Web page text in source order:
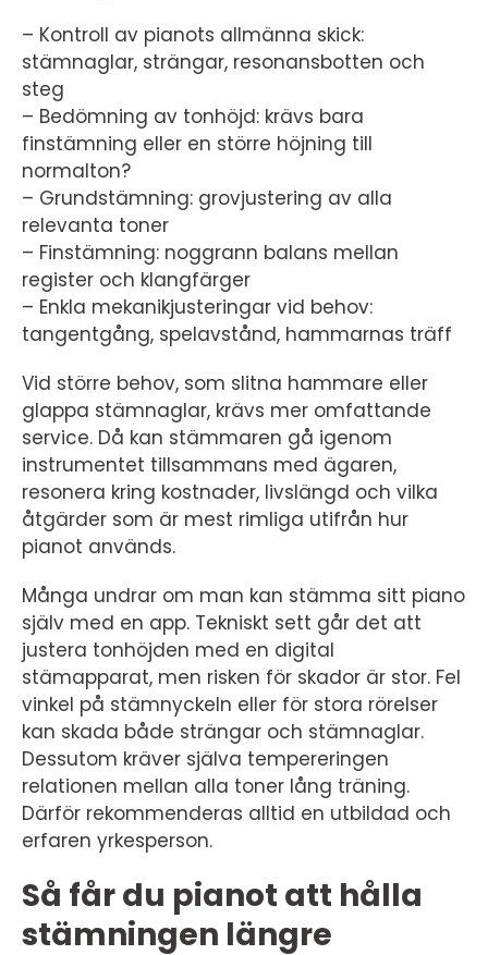
– Kontroll av pianots allmänna skick:
stämnaglar, strängar, resonansbotten och
steg
– Bedömning av tonhöjd: krävs bara
finstämning eller en större höjning till
normalton?
– Grundstämning: grovjustering av alla
relevanta toner
– Finstämning: noggrann balans mellan
register och klangfärger
– Enkla mekanikjusteringar vid behov:
tangentgång, spelavstånd, hammarnas träff
Vid större behov, som slitna hammare eller
glappa stämnaglar, krävs mer omfattande
service. Då kan stämmaren gå igenom
instrumentet tillsammans med ägaren,
resonera kring kostnader, livslängd och vilka
åtgärder som är mest rimliga utifrån hur
pianot används.
Många undrar om man kan stämma sitt piano
själv med en app. Tekniskt sett går det att
justera tonhöjden med en digital
stämapparat, men risken för skador är stor. Fel
vinkel på stämnyckeln eller för stora rörelser
kan skada både strängar och stämnaglar.
Dessutom kräver själva tempereringen
relationen mellan alla toner lång träning.
Därför rekommenderas alltid en utbildad och
erfaren yrkesperson.
Så får du pianot att hålla
stämningen längre